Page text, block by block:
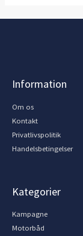
Information
Om os
Kontakt
Privatlivspolitik
Handelsbetingelser
Kategorier
Kampagne
Motorbåd